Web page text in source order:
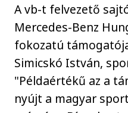
A vb-t felvezető
Mercedes-Benz
fokozatú
Simicskó István,
"Példaértékű az a
nyújt a magyar